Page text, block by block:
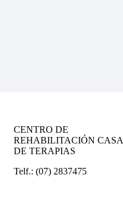
CENTRO DE
REHABILITACIÓN CASA
DE TERAPIAS
Telf.: (07) 2837475